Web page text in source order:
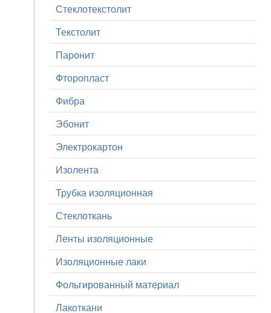
Стеклотекстолит
Текстолит
Паронит
Фторопласт
Фибра
Эбонит
Электрокартон
Изолента
Трубка изоляционная
Стеклоткань
Ленты изоляционные
Изоляционные лаки
Фольгированный материал
Лакоткани